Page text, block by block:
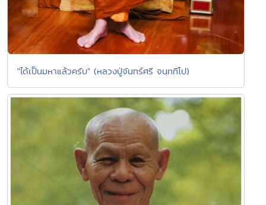
"ได้เป็นมหาแล้วครับ" (หลวงปู่จันทร์ศรี จนฺททีโป)